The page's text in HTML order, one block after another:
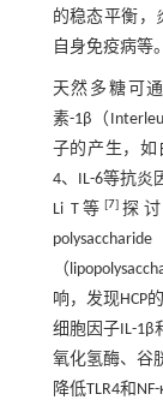
的稳态平衡，
自身免疫病等。
天然多糖可
素-1β（
子的产生，如
4、IL-6等抗炎
Li T等 [7]探讨
（
响，发现HCP
细胞因子IL-1β
氧化氢酶、谷
降低TLR4和